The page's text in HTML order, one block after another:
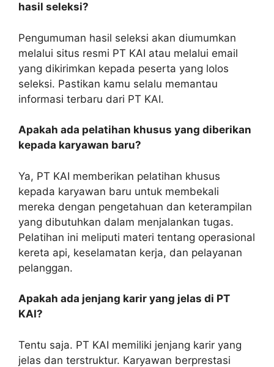
hasil seleksi?
Pengumuman hasil seleksi akan diumumkan
melalui situs resmi PT KAI atau melalui email
yang dikirimkan kepada peserta yang lolos
seleksi. Pastikan kamu selalu memantau
informasi terbaru dari PT KAI.
Apakah ada pelatihan khusus yang diberikan
kepada karyawan baru?
Ya, PT KAI memberikan pelatihan khusus
kepada karyawan baru untuk membekali
mereka dengan pengetahuan dan keterampilan
yang dibutuhkan dalam menjalankan tugas.
Pelatihan ini meliputi materi tentang operasional
kereta api, keselamatan kerja, dan pelayanan
pelanggan.
Apakah ada jenjang karir yang jelas di PT
KAI?
Tentu saja. PT KAI memiliki jenjang karir yang
jelas dan terstruktur. Karyawan berprestasi